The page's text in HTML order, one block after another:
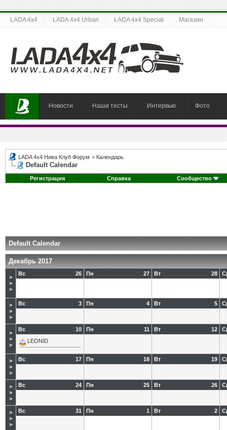
LADA 4x4 LADA 4x4 Urban LADA 4x4 Special Магазин
Новости Наши тесты Интервью Фото
LADA 4x4 Нива Клуб Форум > Календарь
Default Calendar
Регистрация Справка Сообщество
Default Calendar
Декабрь 2017
>
>
>
26
Вс 27
Пн 28
Вт
>
>
>
3
Вс 4
Пн 5
Вт
>
>
>
10
Вс
LEONID
11
Пн 12
Вт
>
>
>
17
Вс 18
Пн 19
Вт
>
>
>
24
Вс 25
Пн 26
Вт
>
>
>
31
Вс 1
Пн 2
Вт